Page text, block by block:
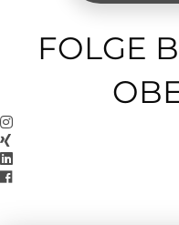
FOLGE